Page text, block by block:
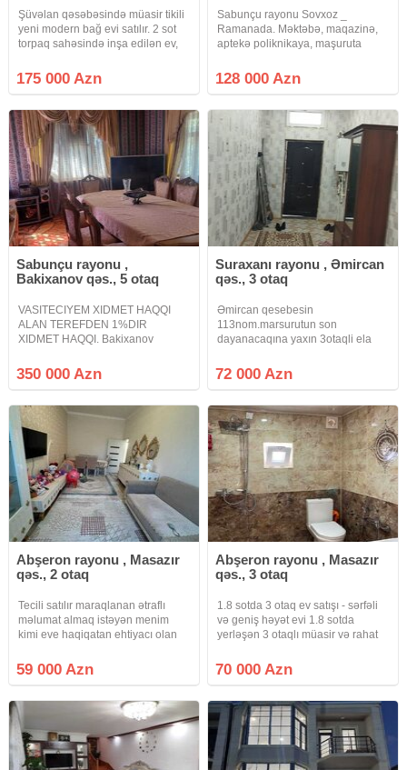
Şüvəlan qəsəbəsində müasir tikili
yeni modern bağ evi satılır. 2 sot
torpaq sahəsində inşa edilən ev,
Mətbəxt 3 Yataq otağı 2 Saunzer
(evin daxilində). Hovuz /Besetka. 1
175 000 Azn
Sabunçu rayonu Sovxoz _
Ramanada. Məktəbə, maqazinə,
aptekə poliknikaya, maşuruta
üzərində ümümi tikili sahəsi 200
kv /m olan 2 mərtəbəli, 5 otaq,
həyət
128 000 Azn
Sabunçu rayonu ,
Bakixanov qəs., 5 otaq
VASITECIYEM XIDMET HAQQI
ALAN TEREFDEN 1%DIR
XIDMET HAQQI. Bakixanov
heyet evi satilir.Evin torpaq sahesi
6sotdu, evin umumi sahesi
5otaqdan ibaretdir,
350 000 Azn
Suraxanı rayonu , Əmircan
qəs., 3 otaq
Əmircan qesebesin
113nom.marsurutun son
dayanacaqına yaxın 3otaqli ela
konalizasiya bütün
kom.var.2mekteb bağça 24saat
yaxındı.113nom.avtobus evin
yaxınlığından 20deqiqeye metro
72 000 Azn
Abşeron rayonu , Masazır
qəs., 2 otaq
Tecili satılır maraqlanan ətraflı
məlumat almaq istəyən menim
kimi eve haqiqatan ehtiyacı olan
zeng estin vatsapa yox , cibi, başı
boslar narahat etmesin
59 000 Azn
Abşeron rayonu , Masazır
qəs., 3 otaq
1.8 sotda 3 otaq ev satışı - sərfəli
və geniş həyət evi 1.8 sotda
yerləşən 3 otaqlı müasir və rahat
ideal planlanmış bu ev təmiri ilə
seçilir. Təcili satılıq ev olduğu üçün
70 000 Azn